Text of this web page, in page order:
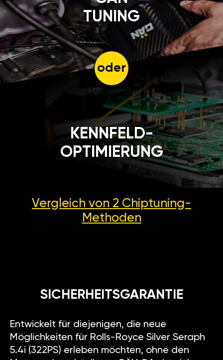
TUNING
oder
KENNFELD-
OPTIMIERUNG
Vergleich von 2 Chiptuning-
Methoden
SICHERHEITSGARANTIE
Entwickelt für diejenigen, die neue
Möglichkeiten für Rolls-Royce Silver Seraph
5.4i (322PS) erleben möchten, ohne den